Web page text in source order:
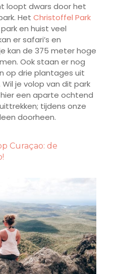
loopt dwars door het
Het Christoffel Park
en huist veel
er safari’s en
kan de 375 meter hoge
Ook staan er nog
op drie plantages uit
je volop van dit park
een aparte ochtend
tijdens onze
doorheen.
Curaçao: de